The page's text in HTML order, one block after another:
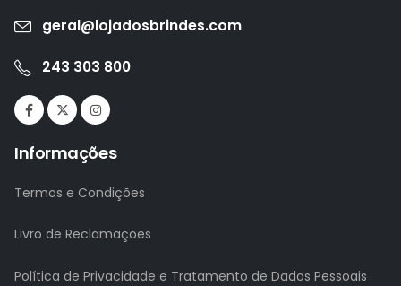
geral@lojadosbrindes.com
243 303 800
Informações
Termos e Condições
Livro de Reclamações
Política de Privacidade e Tratamento de Dados Pessoais